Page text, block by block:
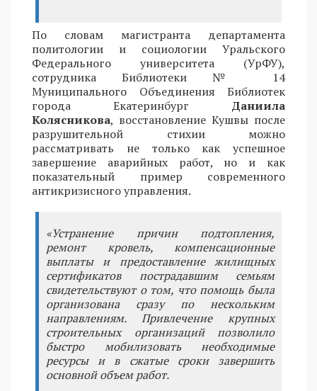
По словам магистранта департамента
политологии и социологии Уральского
Федерального университета (УрФУ),
сотрудника Библиотеки № 14
Муниципального Объединения Библиотек
города Екатеринбург Даниила
Колясникова, восстановление Кушвы после
разрушительной стихии можно
рассматривать не только как успешное
завершение аварийных работ, но и как
показательный пример современного
антикризисного управления.
«Устранение причин подтопления,
ремонт кровель, компенсационные
выплаты и предоставление жилищных
сертификатов пострадавшим семьям
свидетельствуют о том, что помощь была
организована сразу по нескольким
направлениям. Привлечение крупных
строительных организаций позволило
быстро мобилизовать необходимые
ресурсы и в сжатые сроки завершить
основной объем работ.